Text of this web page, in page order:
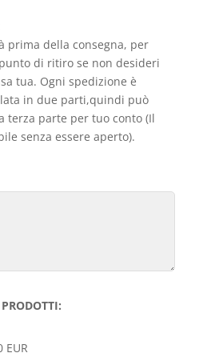
prima della consegna, per
di ritiro se non desideri
tua. Ogni spedizione è
in due parti,quindi può
terza parte per tuo conto (Il
senza essere aperto).
EUR